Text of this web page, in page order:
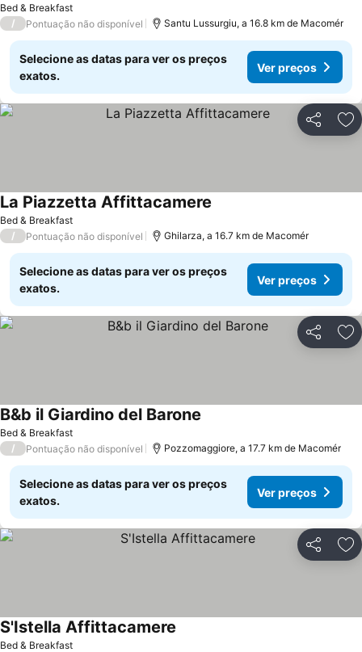
Bed & Breakfast
/ Pontuação não disponível Santu Lussurgiu, a 16.8 km de Macomér
Selecione as datas para ver os preços
exatos.
Ver preços
Partilhar
Bed & Breakfast
La Piazzetta Affittacamere
/ Pontuação não disponível Ghilarza, a 16.7 km de Macomér
Selecione as datas para ver os preços
exatos.
Ver preços
Partilhar
Bed & Breakfast
B&b il Giardino del Barone
/ Pontuação não disponível Pozzomaggiore, a 17.7 km de Macomér
Selecione as datas para ver os preços
exatos.
Ver preços
Partilhar
Bed & Breakfast
S'Istella Affittacamere